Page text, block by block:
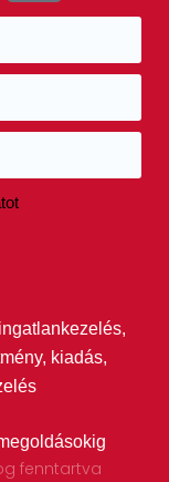
kiadás,
fenntartva